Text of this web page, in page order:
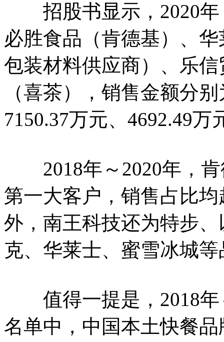
招股书显示，2020年
必胜食品（肯德基）、
包装材料供应商）、乐
（喜茶），销售金额分
7150.37万元、4692.49万
2018年～2020年，肯
第一大客户，销售占比
外，南王科技还为特步
克、华莱士、蜜雪冰城
值得一提是，2018年
名单中，中国本土快餐